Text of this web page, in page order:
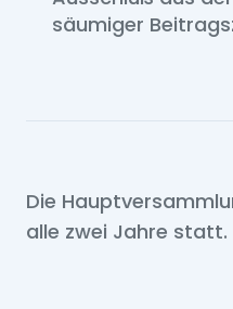
säumiger
Die
alle zwei Jahre statt.